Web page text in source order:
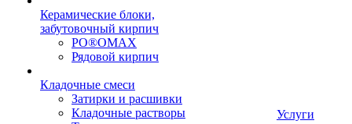
Керамические блоки,
забутовочный кирпич
PO®OMAX
Рядовой кирпич
Кладочные смеси
Затирки и расшивки
Кладочные растворы
Услуги